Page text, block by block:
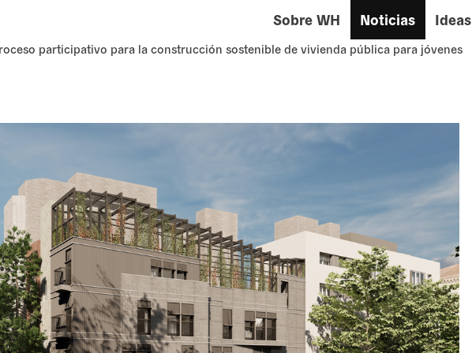
Sobre WH Noticias Ideas
participativo para la construcción sostenible de vivienda pública para jóvenes